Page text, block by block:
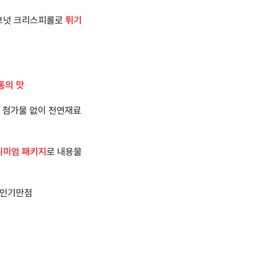
크리스피롤로 튀기
의 맛
가물 없이 천연재료
엄 패키지 로 내용물
기만점